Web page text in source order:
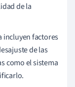
de la
incluyen factores
de las
como el sistema